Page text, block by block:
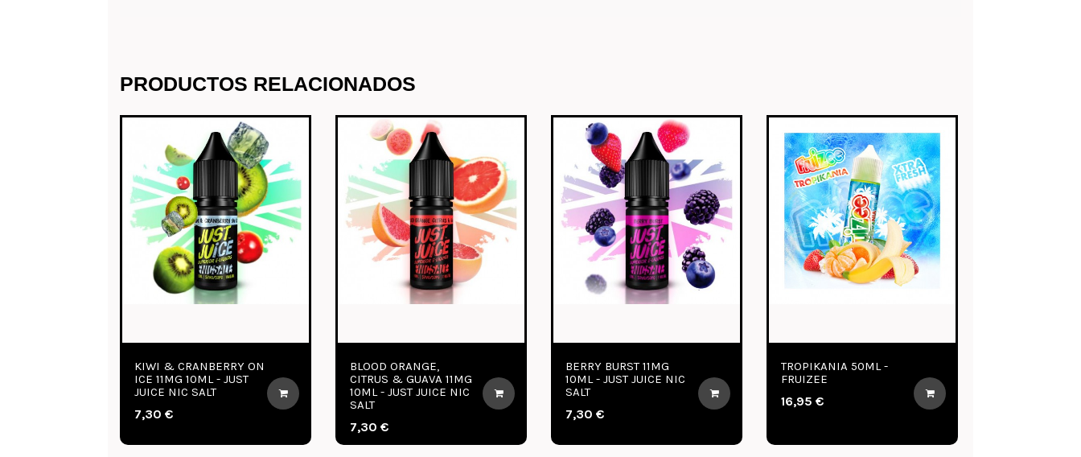
PRODUCTOS RELACIONADOS
KIWI & CRANBERRY ON
ICE 11MG 10ML - JUST
JUICE NIC SALT
7,30 €
BLOOD ORANGE,
CITRUS & GUAVA 11MG
10ML - JUST JUICE NIC
SALT
7,30 €
BERRY BURST 11MG
10ML - JUST JUICE NIC
SALT
7,30 €
TROPIKANIA 50ML -
FRUIZEE
16,95 €